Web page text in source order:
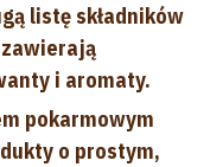
listę składników
i aromaty.
pokarmowym
o prostym,